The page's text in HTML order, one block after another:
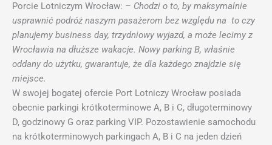
Porcie Lotniczym Wrocław: – Chodzi o to, by maksymalnie
usprawnić podróż naszym pasażerom bez względu na to czy
planujemy business day, trzydniowy wyjazd, a może lecimy z
Wrocławia na dłuższe wakacje. Nowy parking B, właśnie
oddany do użytku, gwarantuje, że dla każdego znajdzie się
miejsce.
W swojej bogatej ofercie Port Lotniczy Wrocław posiada
obecnie parkingi krótkoterminowe A, B i C, długoterminowy
D, godzinowy G oraz parking VIP. Pozostawienie samochodu
na krótkoterminowych parkingach A, B i C na jeden dzień